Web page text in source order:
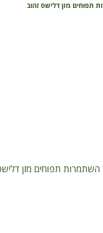
תפוחים מזן דלישס זהוב
תפוחים מזן